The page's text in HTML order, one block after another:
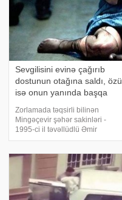
Sevgilisini evinə çağırıb
dostunun otağına saldı, özü
isə onun yanında başqa
OLAY
Zorlamada təqsirli bilinən
Mingəçevir şəhər sakinləri -
1995-ci il təvəllüdlü Əmir
Bayramov və dostu, 1996-cı il
işində adı keçən şəxslərin ad və
soyadaları şərti verilib – red.)
cinayə